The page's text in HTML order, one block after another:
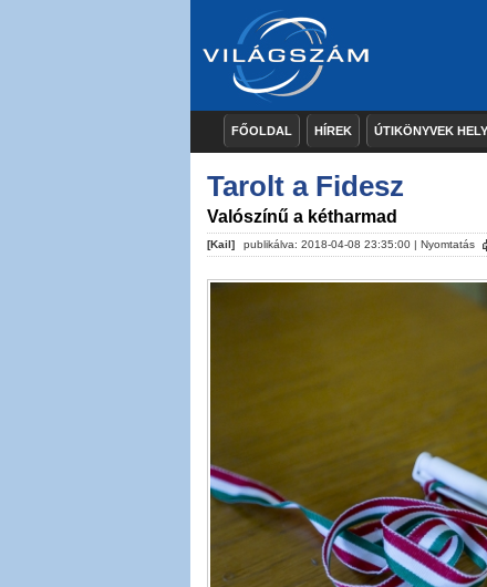
FŐOLDAL HÍREK ÚTIKÖNYVEK
Tarolt a Fidesz
Valószínű a kétharmad
[Kail] publikálva: 2018-04-08 23:35:00 | Nyomtatás